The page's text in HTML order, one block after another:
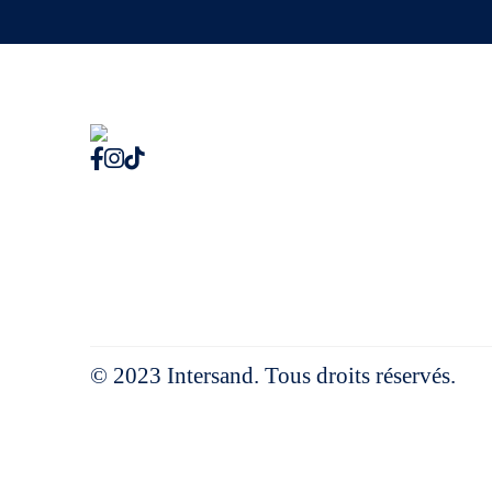
© 2023 Intersand. Tous droits réservés.